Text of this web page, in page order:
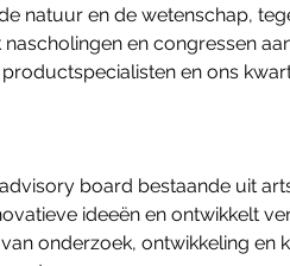
natuur en de wetenschap,
en congressen
en ons
board bestaande uit
ideeën en ontwikkelt
onderzoek, ontwikkeling